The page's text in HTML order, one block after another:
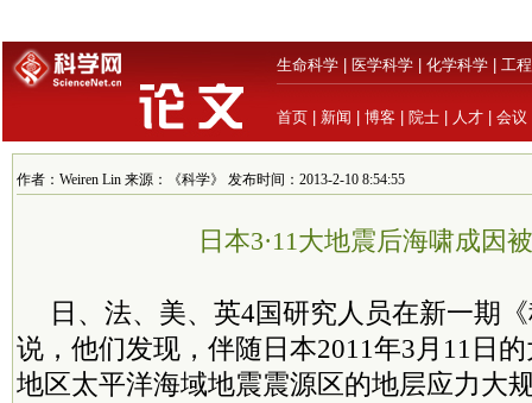
生命科学 医学科学 化学科学 工
首页 新闻 博客 院士 人才 会议
作者：Weiren Lin 来源：《科学》 发布时间：2013-2-10 8:54:55
日本3·11大地震后海啸成因
日、法、美、英4国研究人员在新一期
说，他们发现，伴随日本2011年3月11日
地区太平洋海域地震震源区的地层应力大